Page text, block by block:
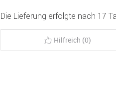
Die Lieferung erfolgte nach 17
Hilfreich (0)